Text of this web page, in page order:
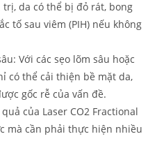
da có thể bị đỏ rát, bong
tố sau viêm (PIH) nếu không
Với các sẹo lõm sâu hoặc
có thể cải thiện bề mặt da,
gốc rễ của vấn đề.
của Laser CO2 Fractional
mà cần phải thực hiện nhiều